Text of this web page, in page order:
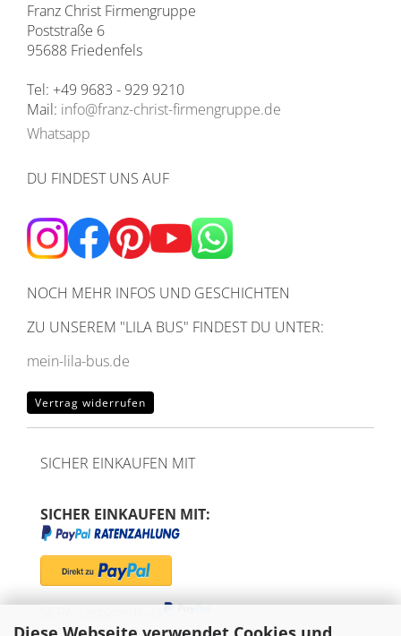
Franz Christ Firmengruppe
Poststraße 6
95688 Friedenfels
Tel: +49 9683 - 929 9210
Mail: info@franz-christ-firmengruppe.de
Whatsapp
DU FINDEST UNS AUF
NOCH MEHR INFOS UND GESCHICHTEN
ZU UNSEREM "LILA BUS" FINDEST DU UNTER:
mein-lila-bus.de
Vertrag widerrufen
SICHER EINKAUFEN MIT
SICHER EINKAUFEN MIT: